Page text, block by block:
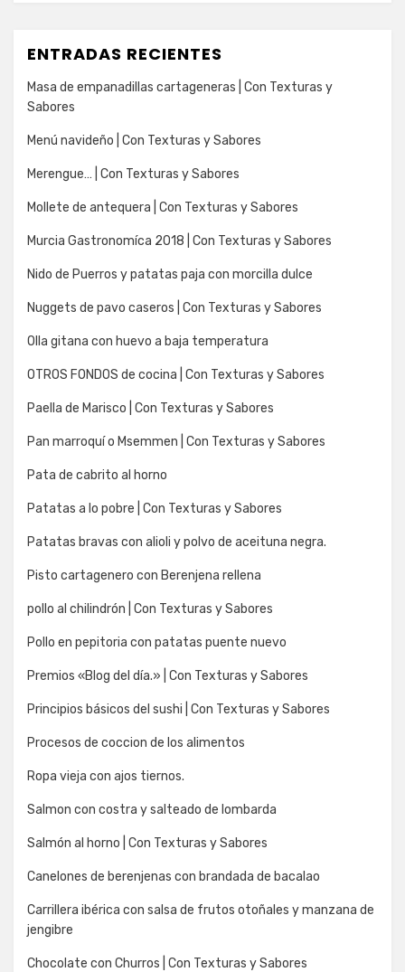
ENTRADAS RECIENTES
Masa de empanadillas cartageneras | Con Texturas y
Sabores
Menú navideño | Con Texturas y Sabores
Merengue… | Con Texturas y Sabores
Mollete de antequera | Con Texturas y Sabores
Murcia Gastronomíca 2018 | Con Texturas y Sabores
Nido de Puerros y patatas paja con morcilla dulce
Nuggets de pavo caseros | Con Texturas y Sabores
Olla gitana con huevo a baja temperatura
OTROS FONDOS de cocina | Con Texturas y Sabores
Paella de Marisco | Con Texturas y Sabores
Pan marroquí o Msemmen | Con Texturas y Sabores
Pata de cabrito al horno
Patatas a lo pobre | Con Texturas y Sabores
Patatas bravas con alioli y polvo de aceituna negra.
Pisto cartagenero con Berenjena rellena
pollo al chilindrón | Con Texturas y Sabores
Pollo en pepitoria con patatas puente nuevo
Premios «Blog del día.» | Con Texturas y Sabores
Principios básicos del sushi | Con Texturas y Sabores
Procesos de coccion de los alimentos
Ropa vieja con ajos tiernos.
Salmon con costra y salteado de lombarda
Salmón al horno | Con Texturas y Sabores
Canelones de berenjenas con brandada de bacalao
Carrillera ibérica con salsa de frutos otoñales y manzana de
jengibre
Chocolate con Churros | Con Texturas y Sabores